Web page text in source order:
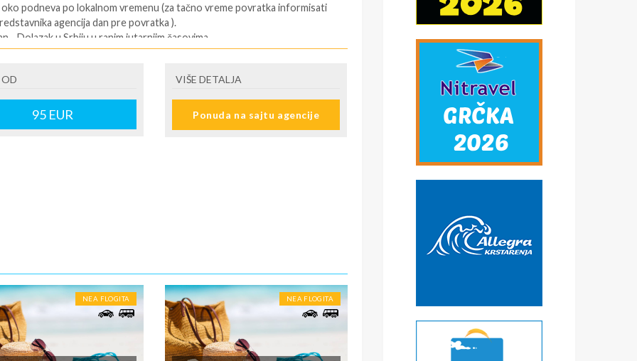
oko podneva po lokalnom vremenu (za tačno vreme povratka informisati
agencija dan pre povratka ).
- Dolazak u Srbiju u ranim jutarnjim časovima.
se nalazi na vuceru koji se preuzima u agenciji ),kako bi putnik
o smestaju ( broj sobe, spratnost ). Ulaz u smeštajne jedinice,
časova u određeni tip smeštaja prema uplaćenoj rezervaciji.
JE UKLJUČENO
aranžmana obuhvata: - Prevoz turističkim autobusom (visokopodni ili
audio i video opremljenost, klima, wi-fi) ili sopstvenim prevozom do
destinacije - Smeštaj na bazi izabranog broja noćenja u izabranom
95EUR
VIŠE DETALJA
Ponuda na sajtu agencije
NEA FLOGITA NEA FLOGITA